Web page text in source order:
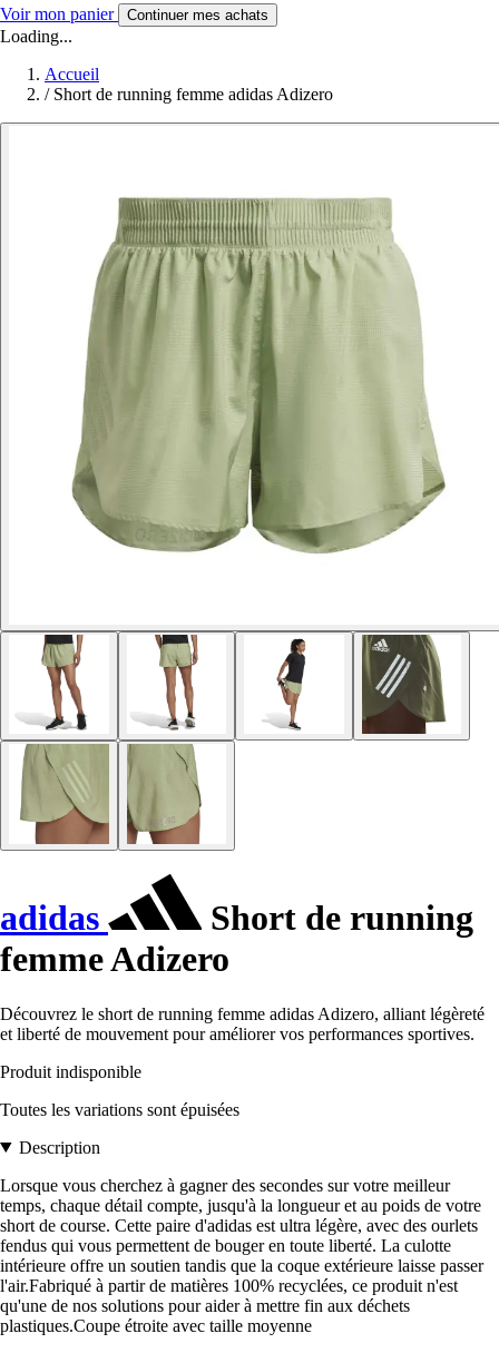
Voir mon panier Continuer mes achats
Loading...
Accueil
/ Short de running femme adidas Adizero
adidas
Short de running
femme Adizero
Découvrez le short de running femme adidas Adizero, alliant légèreté
et liberté de mouvement pour améliorer vos performances sportives.
Produit indisponible
Toutes les variations sont épuisées
Description
Lorsque vous cherchez à gagner des secondes sur votre meilleur
temps, chaque détail compte, jusqu'à la longueur et au poids de votre
short de course. Cette paire d'adidas est ultra légère, avec des ourlets
fendus qui vous permettent de bouger en toute liberté. La culotte
intérieure offre un soutien tandis que la coque extérieure laisse passer
l'air.Fabriqué à partir de matières 100% recyclées, ce produit n'est
qu'une de nos solutions pour aider à mettre fin aux déchets
plastiques.Coupe étroite avec taille moyenne